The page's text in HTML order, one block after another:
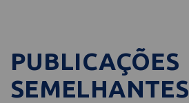
PUBLICAÇÕES
SEMELHANTES